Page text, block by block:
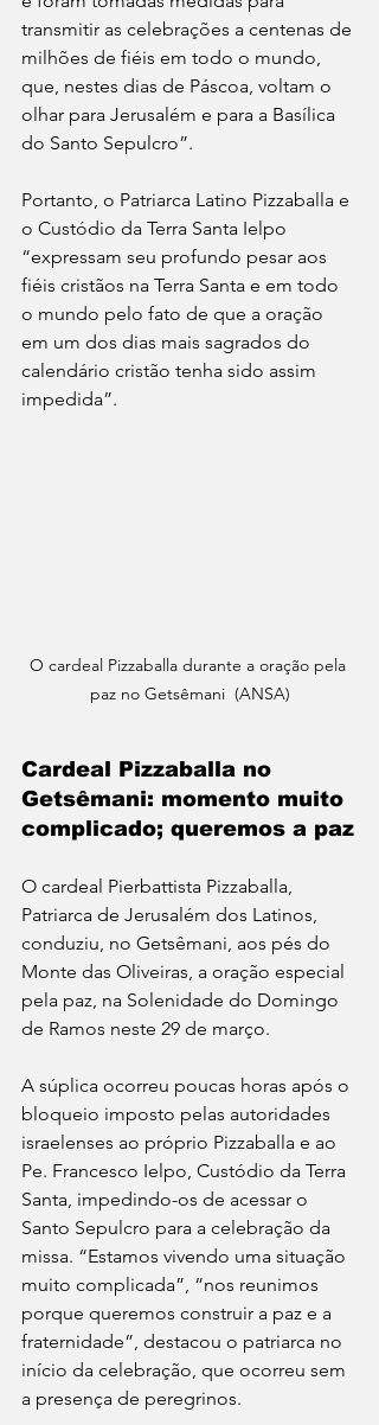
transmitir as celebrações a centenas de
milhões de fiéis em todo o mundo,
que, nestes dias de Páscoa, voltam o
olhar para Jerusalém e para a Basílica
do Santo Sepulcro”.
Portanto, o Patriarca Latino Pizzaballa e
o Custódio da Terra Santa Ielpo
“expressam seu profundo pesar aos
fiéis cristãos na Terra Santa e em todo
o mundo pelo fato de que a oração
em um dos dias mais sagrados do
calendário cristão tenha sido assim
impedida”.
O cardeal Pizzaballa durante a oração pela
paz no Getsêmani  (ANSA)
Cardeal Pizzaballa no
Getsêmani: momento muito
complicado; queremos a paz
O cardeal Pierbattista Pizzaballa,
Patriarca de Jerusalém dos Latinos,
conduziu, no Getsêmani, aos pés do
Monte das Oliveiras, a oração especial
pela paz, na Solenidade do Domingo
de Ramos neste 29 de março.
A súplica ocorreu poucas horas após o
bloqueio imposto pelas autoridades
israelenses ao próprio Pizzaballa e ao
Pe. Francesco Ielpo, Custódio da Terra
Santa, impedindo-os de acessar o
Santo Sepulcro para a celebração da
missa. “Estamos vivendo uma situação
muito complicada”, “nos reunimos
porque queremos construir a paz e a
fraternidade”, destacou o patriarca no
início da celebração, que ocorreu sem
a presença de peregrinos.